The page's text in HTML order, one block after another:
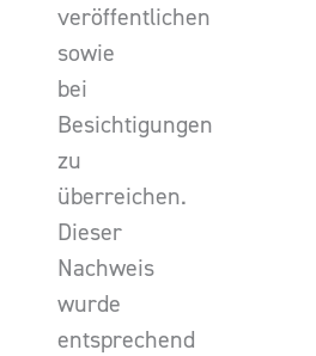
veröffentlichen
sowie
bei
Besichtigungen
zu
überreichen.
Dieser
Nachweis
wurde
entsprechend